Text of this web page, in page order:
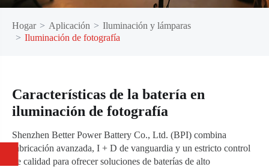
Hogar Aplicación
Iluminación y lámparas
Iluminación de fotografía
Características de la batería en
iluminación de fotografía
Shenzhen Better Power Battery Co., Ltd. (BPI) combina
fabricación avanzada, I + D de vanguardia y un estricto control
de calidad para ofrecer soluciones de baterías de alto